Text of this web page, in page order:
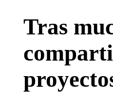
Tras